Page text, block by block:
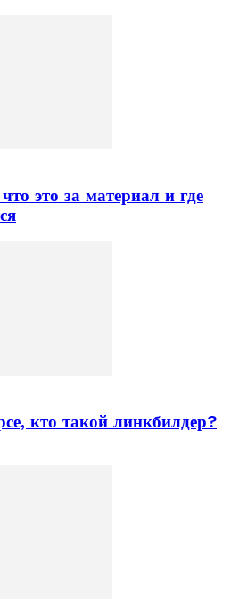
это за материал и где
кто такой линкбилдер?